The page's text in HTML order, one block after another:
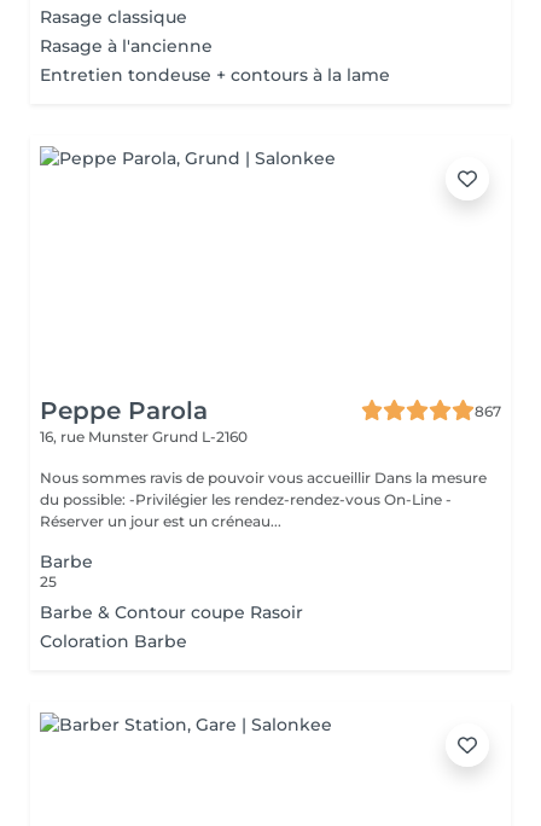
Rasage classique
Rasage à l'ancienne
Entretien tondeuse + contours à la lame
Peppe Parola
867
16, rue Munster Grund L-2160
Nous sommes ravis de pouvoir vous accueillir Dans la mesure
du possible: -Privilégier les rendez-rendez-vous On-Line -
Réserver un jour est un créneau...
Barbe
25
Barbe & Contour coupe Rasoir
Coloration Barbe